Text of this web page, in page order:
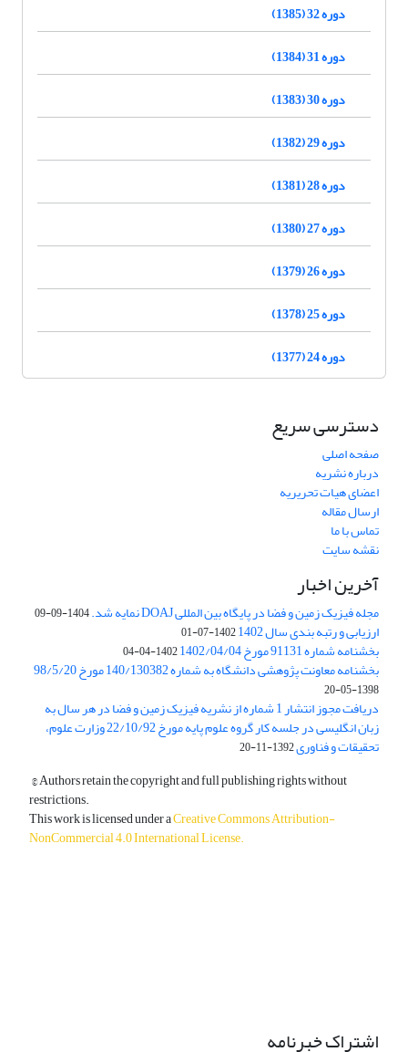
دوره 32 (1385)
دوره 31 (1384)
دوره 30 (1383)
دوره 29 (1382)
دوره 28 (1381)
دوره 27 (1380)
دوره 26 (1379)
دوره 25 (1378)
دوره 24 (1377)
دسترسی سریع
صفحه اصلی
درباره نشریه
اعضای هیات تحریریه
ارسال مقاله
تماس با ما
نقشه سایت
آخرین اخبار
مجله فیزیک زمین و فضا در پایگاه بین المللی DOAJ نمایه شد. 1404-09-09
ارزیابی و رتبه بندی سال 1402 1402-07-01
بخشنامه شماره 91131 مورخ 1402/04/04 1402-04-04
بخشنامه معاونت پژوهشی دانشگاه به شماره 140/130382 مورخ 98/5/20
1398-05-20
دریافت مجوز انتشار 1 شماره از نشریه فیزیک زمین و فضا در هر سال به
زبان انگلیسی در جلسه کار گروه علوم پایه مورخ 22/10/92 وزارت علوم،
تحقیقات و فناوری1392-11-20
© Authors retain the copyright and full publishing rights without
restrictions.
This work is licensed under aCreative Commons Attribution-
NonCommercial 4.0 International License.
اشتراک خبرنامه